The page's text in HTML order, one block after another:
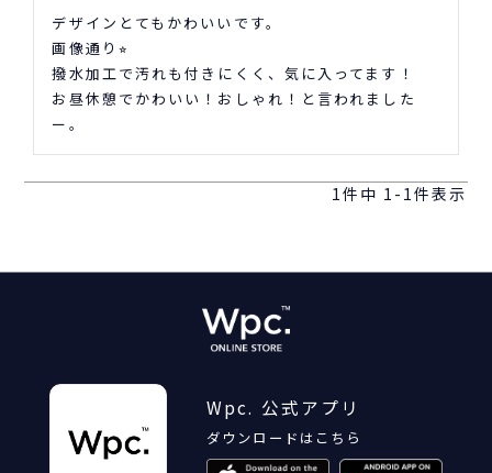
デザインとてもかわいいです。
画像通り⭐︎
撥水加工で汚れも付きにくく、気に入ってます！
お昼休憩でかわいい！おしゃれ！と言われました
ー。
1件中 1 - 1件表示
Wpc. 公式アプリ
ダウンロードはこちら